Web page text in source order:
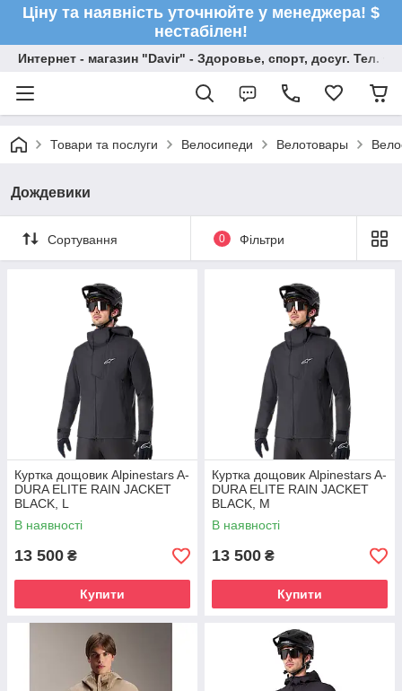
Ціну та наявність уточнюйте у менеджера! $
нестабілен!
Интернет - магазин "Davir" - Здоровье, спорт, досуг. Тел.
Товари та послуги Велосипеди Велотовары
Дождевики
Сортування 0 Фільтри
Куртка дощовик Alpinestars A-
DURA ELITE RAIN JACKET
BLACK, L
В наявності
13 500 ₴
Купити
Куртка дощовик Alpinestars A-
DURA ELITE RAIN JACKET
BLACK, M
В наявності
13 500 ₴
Купити